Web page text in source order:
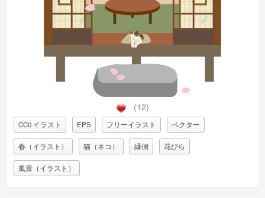
(12)
CC0 イラスト EPS フリーイラスト ベクター
春（イラスト） 猫（ネコ） 縁側 花びら
風景（イラスト）